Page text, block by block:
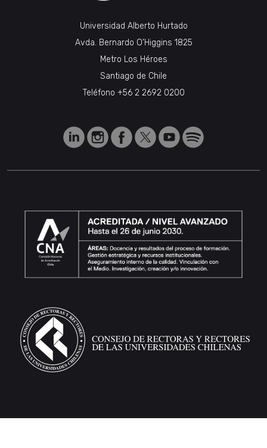
Universidad Alberto Hurtado
Avda. Bernardo O’Higgins 1825
Metro Los Héroes
Santiago de Chile
Teléfono +56 2 2692 0200